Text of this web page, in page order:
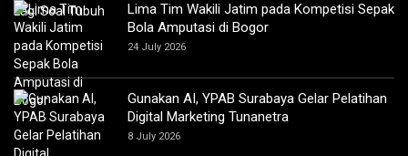
Lima Tim Wakili Jatim pada Kompetisi Sepak
Bola Amputasi di Bogor
24 July 2026
Gunakan AI, YPAB Surabaya Gelar Pelatihan
Digital Marketing Tunanetra
8 July 2026